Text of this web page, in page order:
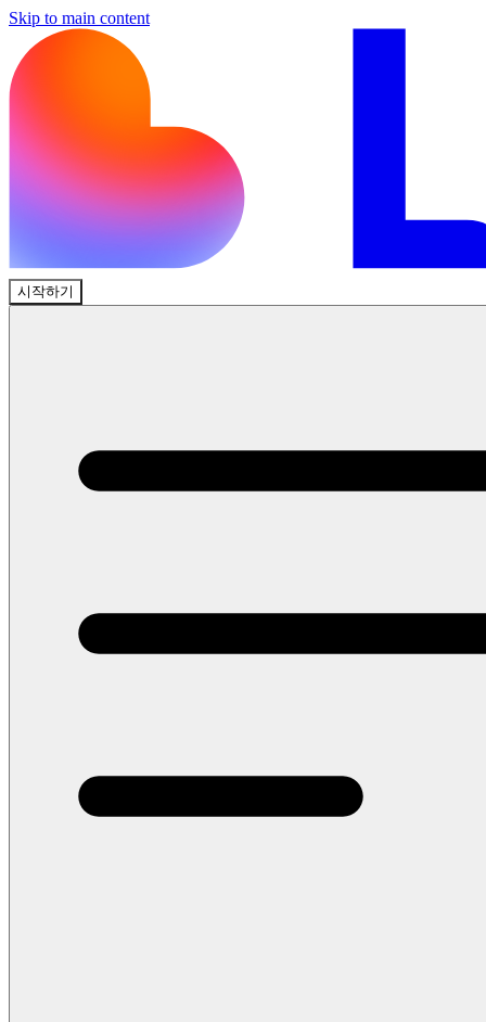
Skip to main content
시작하기